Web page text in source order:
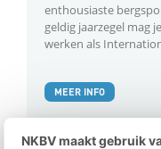
NKBV maakt gebruik
enthousiaste
geldig jaarzegel mag
werken als
MEER INFO